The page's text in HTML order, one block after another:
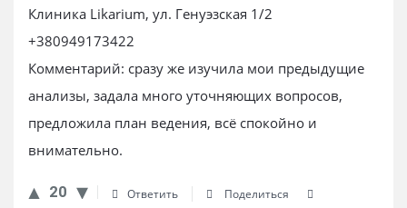
Клиника Likarium, ул. Генуэзская 1/2
+380949173422
Комментарий: сразу же изучила мои предыдущие
анализы, задала много уточняющих вопросов,
предложила план ведения, всё спокойно и
внимательно.
20 Ответить Поделиться